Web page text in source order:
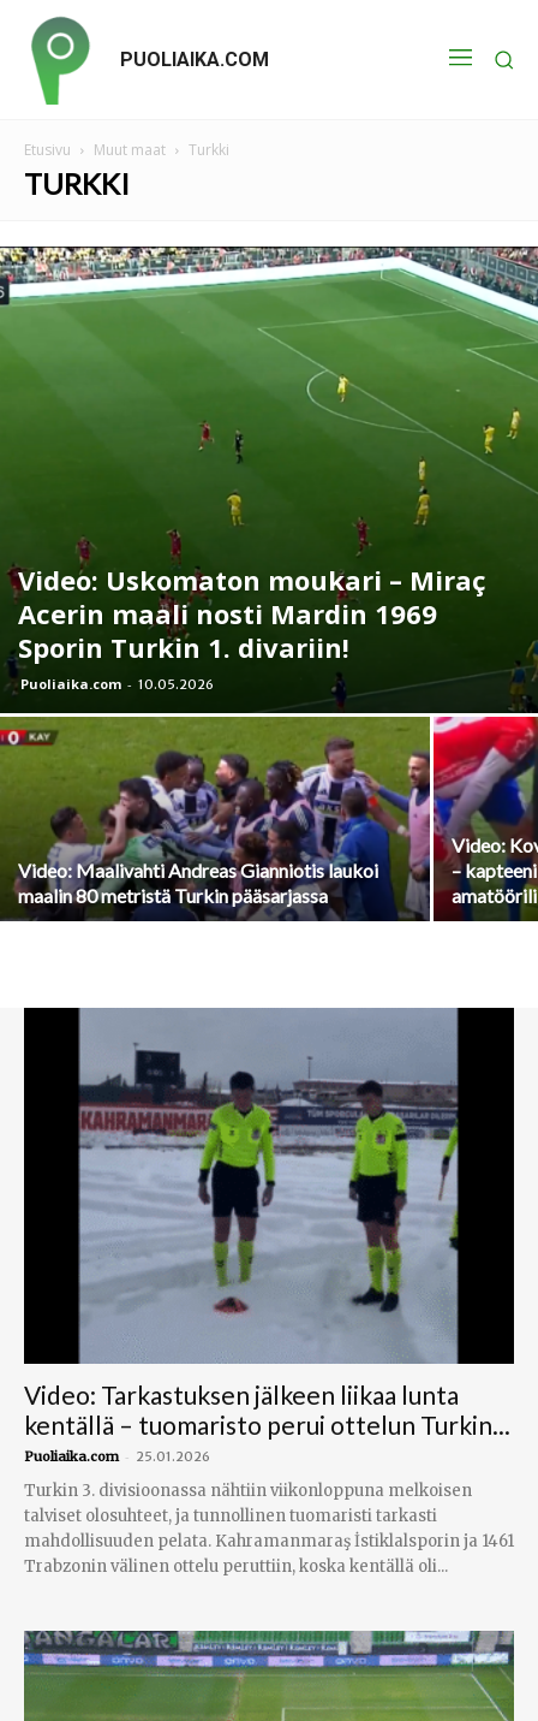
PUOLIAIKA.COM
Etusivu Muut maat Turkki
TURKKI
Video: Uskomaton moukari – Miraç
Acerin maali nosti Mardin 1969
Sporin Turkin 1. divariin!
Puoliaika.com - 10.05.2026
Video: Maalivahti Andreas Gianniotis laukoi
maalin 80 metristä Turkin pääsarjassa
Video:
–
Video: Tarkastuksen jälkeen liikaa lunta
kentällä – tuomaristo perui ottelun Turkin...
Puoliaika.com - 25.01.2026
Turkin 3. divisioonassa nähtiin viikonloppuna melkoisen
talviset olosuhteet, ja tunnollinen tuomaristi tarkasti
mahdollisuuden pelata. Kahramanmaraş İstiklalsporin ja 1461
Trabzonin välinen ottelu peruttiin, koska kentällä oli...